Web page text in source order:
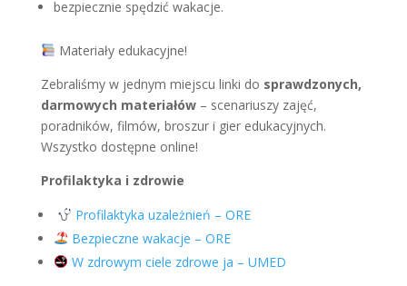
bezpiecznie spędzić wakacje.
Materiały edukacyjne!
Zebraliśmy w jednym miejscu linki do sprawdzonych,
darmowych materiałów– scenariuszy zajęć,
poradników, filmów, broszur i gier edukacyjnych.
Wszystko dostępne online!
Profilaktyka i zdrowie
Profilaktyka uzależnień – ORE
Bezpieczne wakacje – ORE
W zdrowym ciele zdrowe ja – UMED